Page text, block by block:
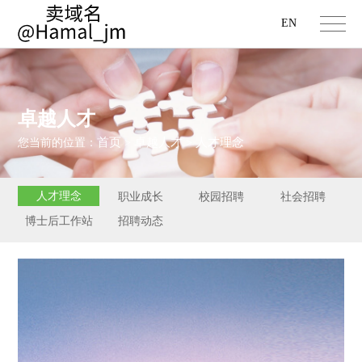
EN
卓越人才
您当前的位置：首页 > 卓越人才 > 人才理念
人才理念 职业成长 校园招聘
社会招聘
博士后工作站
招聘动态